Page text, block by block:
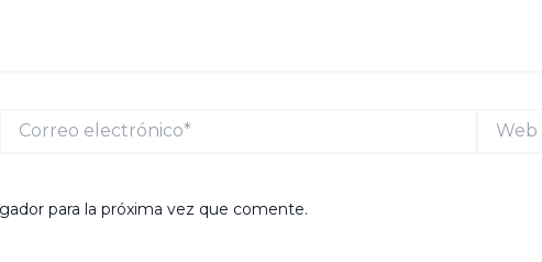
electrónico*
para la próxima vez que comente.